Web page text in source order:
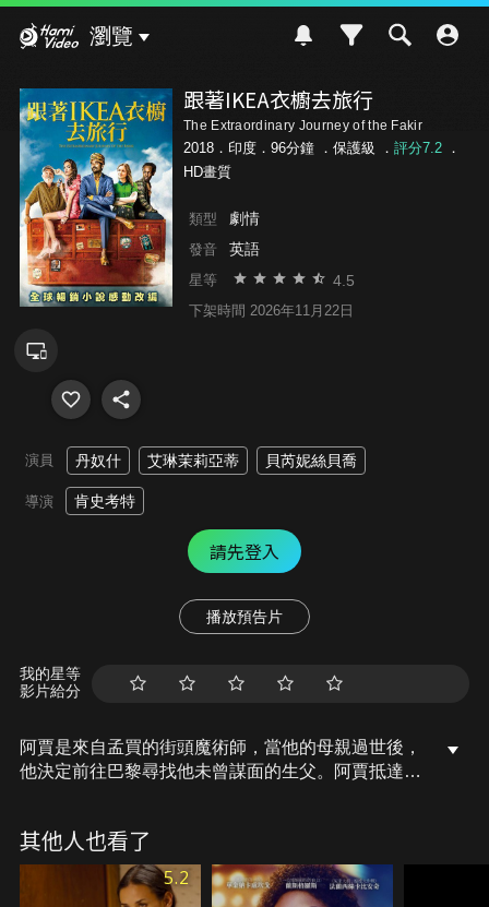
瀏覽
跟著IKEA衣櫥去旅行
The Extraordinary Journey of the Fakir
2018．印度．96分鐘 ． 保護級 ． 評分7.2．
HD畫質
類型 劇情
發音 英語
星等 4.5
下架時間 2026年11月22日
演員 丹奴什 艾琳茉莉亞蒂 貝芮妮絲貝喬
導演 肯史考特
請先登入
播放預告片
我的星等
影片給分
阿賈是來自孟買的街頭魔術師，當他的母親過世後，
他決定前往巴黎尋找他未曾謀面的生父。阿賈抵達巴
民遭逢致命的危險，後又輾轉到了義大利羅馬跟女明
星奈莉有了難解之緣，阿賈還冒險登上熱氣球飛越地
其他人也看了
5.2